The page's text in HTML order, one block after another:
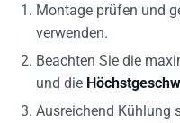
Montage prüfen und
verwenden.
Beachten Sie die
und die
Ausreichend Kühlung